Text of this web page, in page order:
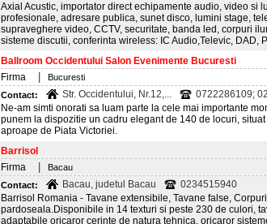
Axial Acustic, importator direct echipamente audio, video si
profesionale, adresare publica, sunet disco, lumini stage,
supraveghere video, CCTV, securitate, banda led, corpuri
sisteme discutii, conferinta wireless: IC Audio,Televic, DAD,
Ballroom Occidentului Salon Evenimente Bucuresti
Firma
Bucuresti
Contact:
Str. Occidentului, Nr.12,...
0722286109;
Ne-am simti onorati sa luam parte la cele mai importante
punem la dispozitie un cadru elegant de 140 de locuri,
aproape de Piata Victoriei.
Barrisol
Firma
Bacau
Contact:
Bacau, judetul Bacau
0234515940
Barrisol Romania - Tavane extensibile, Tavane false,
pardoseala.Disponibile in 14 texturi si peste 230 de culori,
adaptabile oricaror cerinte de natura tehnica, oricaror